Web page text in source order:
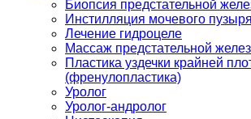
Биопсия предстательной
Инстилляция мочевого пузыря
Лечение гидроцеле
Массаж предстательной
Пластика уздечки крайней
(френулопластика)
Уролог
Уролог-андролог